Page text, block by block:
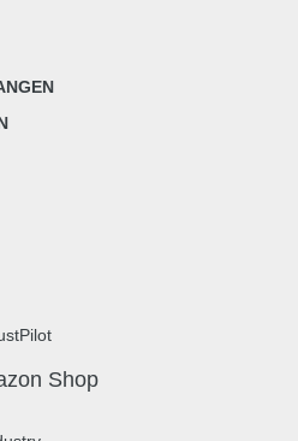
Shop